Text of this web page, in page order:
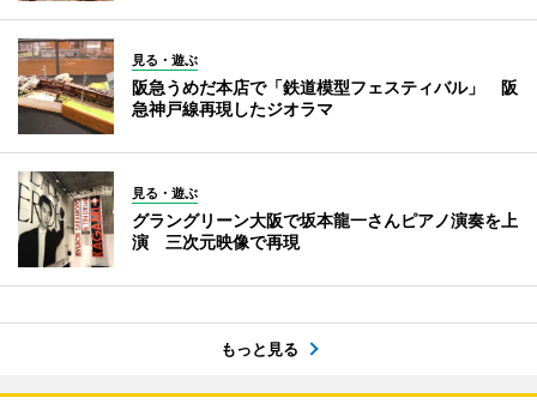
見る・遊ぶ
阪急うめだ本店で「鉄道模型フェスティバル」 阪
急神戸線再現したジオラマ
見る・遊ぶ
グラングリーン大阪で坂本龍一さんピアノ演奏を上
演 三次元映像で再現
もっと見る